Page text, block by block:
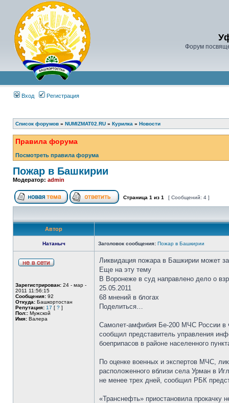
Форум
Вход Регистрация
Список форумов » NUMIZMAT02.RU » Курилка » Новости
Правила форума
Посмотреть правила форума
Пожар в Башкирии
Модератор: admin
Страница 1 из 1 [ Сообщений: 4 ]
Автор
Натаныч Заголовок сообщения: Пожар в Башкирии
Зарегистрирован: 24 - мар -
2011 11:56:15
Сообщения: 92
Откуда: Башкортостан
Репутация: 17 [ ? ]
Пол:: Мужской
Имя: Валера
Ликвидация пожара в Башкирии может
Еще на эту тему
В Воронеже в суд направлено дело о
25.05.2011
68 мнений в блогах
Поделиться…
Самолет-амфибия Бе-200 МЧС России в
сообщил представитель управления
боеприпасов в районе населенного
По оценке военных и экспертов МЧС,
расположенного вблизи села Урман в
не менее трех дней, сообщил РБК
«Транснефть» приостановила